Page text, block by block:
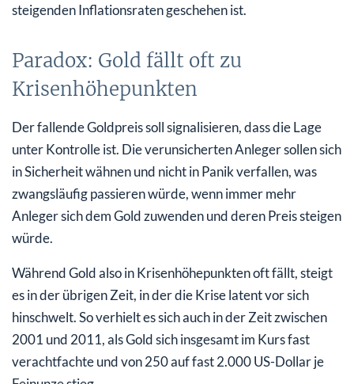
steigenden Inflationsraten geschehen ist.
Paradox: Gold fällt oft zu
Krisenhöhepunkten
Der fallende Goldpreis soll signalisieren, dass die Lage
unter Kontrolle ist. Die verunsicherten Anleger sollen sich
in Sicherheit wähnen und nicht in Panik verfallen, was
zwangsläufig passieren würde, wenn immer mehr
Anleger sich dem Gold zuwenden und deren Preis steigen
würde.
Während Gold also in Krisenhöhepunkten oft fällt, steigt
es in der übrigen Zeit, in der die Krise latent vor sich
hinschwelt. So verhielt es sich auch in der Zeit zwischen
2001 und 2011, als Gold sich insgesamt im Kurs fast
verachtfachte und von 250 auf fast 2.000 US-Dollar je